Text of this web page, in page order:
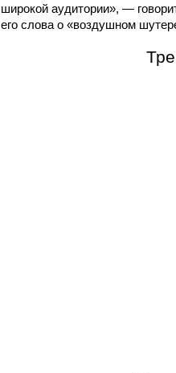
широкой аудитории», —
его слова о «воздушном